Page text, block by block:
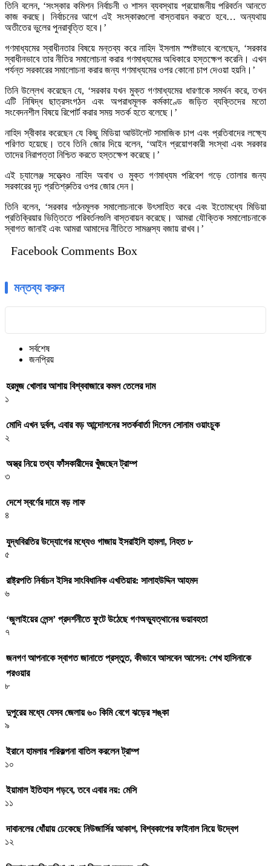
তিনি বলেন, ‘সংস্কার কমিশন নির্বাচনী ও শাসন ব্যবস্থায় প্রয়োজনীয় পরিবর্তন আনতে
কাজ করছে। নির্বাচনের আগে এই সংস্কারগুলো বাস্তবায়ন করতে হবে… অন্যথায়
অতীতের ভুলের পুনরাবৃত্তি হবে।’
গণমাধ্যমের স্বাধীনতার বিষয়ে মন্তব্য করে নাহিদ ইসলাম স্পষ্টভাবে বলেছেন, ‘সরকার
স্বাধীনভাবে তার নীতির সমালোচনা করার গণমাধ্যমের অধিকারে হস্তক্ষেপ করেনি। এখন
পর্যন্ত সরকারের সমালোচনা করার জন্য গণমাধ্যমের ওপর কোনো চাপ দেওয়া হয়নি।’
তিনি উল্লেখ করেছেন যে, ‘সরকার যখন মুক্ত গণমাধ্যমের ধারণাকে সমর্থন করে, তখন
এটি নিষিদ্ধ ছাত্রসংগঠন এবং অপরাধমূলক কর্মকাণ্ডে জড়িত ব্যক্তিদের মতো
সংবেদনশীল বিষয়ে রিপোর্ট করার সময় সতর্ক হতে বলেছে।’
নাহিদ স্বীকার করেছেন যে কিছু মিডিয়া আউটলেট সামাজিক চাপ এবং প্রতিবাদের লক্ষ্যে
পরিণত হয়েছে। তবে তিনি জোর দিয়ে বলেন, ‘আইন প্রয়োগকারী সংস্থা এবং সরকার
তাদের নিরাপত্তা নিশ্চিত করতে হস্তক্ষেপ করেছে।’
এই চ্যালেঞ্জ সত্ত্বেও নাহিদ অবাধ ও মুক্ত গণমাধ্যম পরিবেশ গড়ে তোলার জন্য
সরকারের দৃঢ় প্রতিশ্রুতির ওপর জোর দেন।
তিনি বলেন, ‘সরকার গঠনমূলক সমালোচনাকে উৎসাহিত করে এবং ইতোমধ্যে মিডিয়া
প্রতিক্রিয়ার ভিত্তিতে পরিবর্তনগুলি বাস্তবায়ন করেছে। আমরা যৌক্তিক সমালোচনাকে
স্বাগত জানাই এবং আমরা আমাদের নীতিতে সামঞ্জস্য বজায় রাখব।’
Facebook Comments Box
মন্তব্য করুন
সর্বশেষ
জনপ্রিয়
হরমুজ খোলার আশায় বিশ্ববাজারে কমল তেলের দাম
১
মোদি এখন দুর্বল, এবার বড় আন্দোলনের সতর্কবার্তা দিলেন সোনাম ওয়াংচুক
২
অস্ত্র নিয়ে তথ্য ফাঁসকারীদের খুঁজছেন ট্রাম্প
৩
দেশে স্বর্ণের দামে বড় লাফ
৪
যুদ্ধবিরতির উদ্যোগের মধ্যেও গাজায় ইসরাইলি হামলা, নিহত ৮
৫
রাষ্ট্রপতি নির্বাচন ইসির সাংবিধানিক এখতিয়ার: সালাহউদ্দিন আহমদ
৬
‘জুলাইয়ের লেন্স’ প্রদর্শনীতে ফুটে উঠেছে গণঅভ্যুত্থানের ভয়াবহতা
৭
জনগণ আপনাকে স্বাগত জানাতে প্রস্তুত, কীভাবে আসবেন আসেন: শেখ হাসিনাকে
পরওয়ার
৮
দুপুরের মধ্যে যেসব জেলায় ৬০ কিমি বেগে ঝড়ের শঙ্কা
৯
ইরানে হামলার পরিকল্পনা বাতিল করলেন ট্রাম্প
১০
ইয়ামাল ইতিহাস গড়বে, তবে এবার নয়: মেসি
১১
দাবানলের ধোঁয়ায় ঢেকেছে নিউজার্সির আকাশ, বিশ্বকাপের ফাইনাল নিয়ে উদ্বেগ
১২